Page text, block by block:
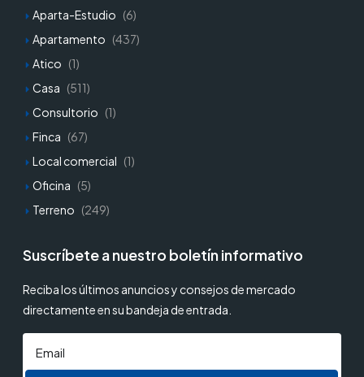
Aparta-Estudio (6)
Apartamento (437)
Atico (1)
Casa (511)
Consultorio (1)
Finca (67)
Local comercial (1)
Oficina (5)
Terreno (249)
Suscríbete a nuestro boletín informativo
Reciba los últimos anuncios y consejos de mercado
directamente en su bandeja de entrada.